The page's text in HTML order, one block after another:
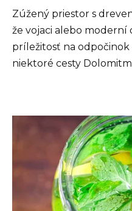
Zúžený priestor s
že vojaci alebo moderní
príležitosť na odpočinok
niektoré cesty